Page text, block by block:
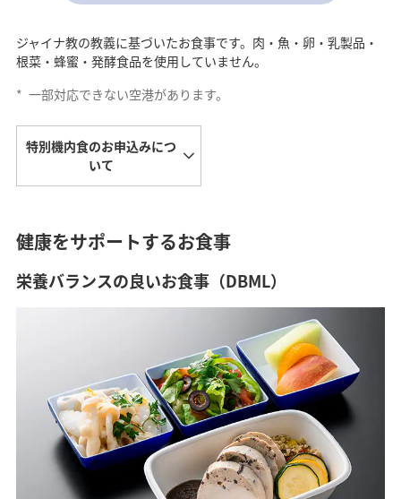
ジャイナ教の教義に基づいたお食事です。肉・魚・卵・乳製品・
根菜・蜂蜜・発酵食品を使用していません。
* 一部対応できない空港があります。
特別機内食のお申込みにつ
いて
健康をサポートするお食事
栄養バランスの良いお食事（DBML）